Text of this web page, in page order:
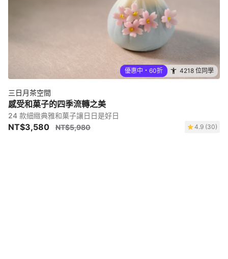
優惠中・60折 4218 位同學
三日月茶空間
感受和菓子的四季流轉之美
24 款細緻典雅和菓子讓日日是好日
NT$3,580 NT$5,980 4.9 (30)